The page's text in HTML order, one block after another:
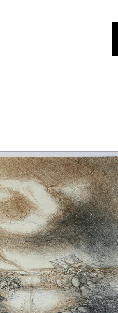
DIDATTICA
SHOP
LE COLLEZIONI
GLI AUTORI
LORENZO VIANI
MOSTRE
EVENTI
PALAZZO DELLE MUSE